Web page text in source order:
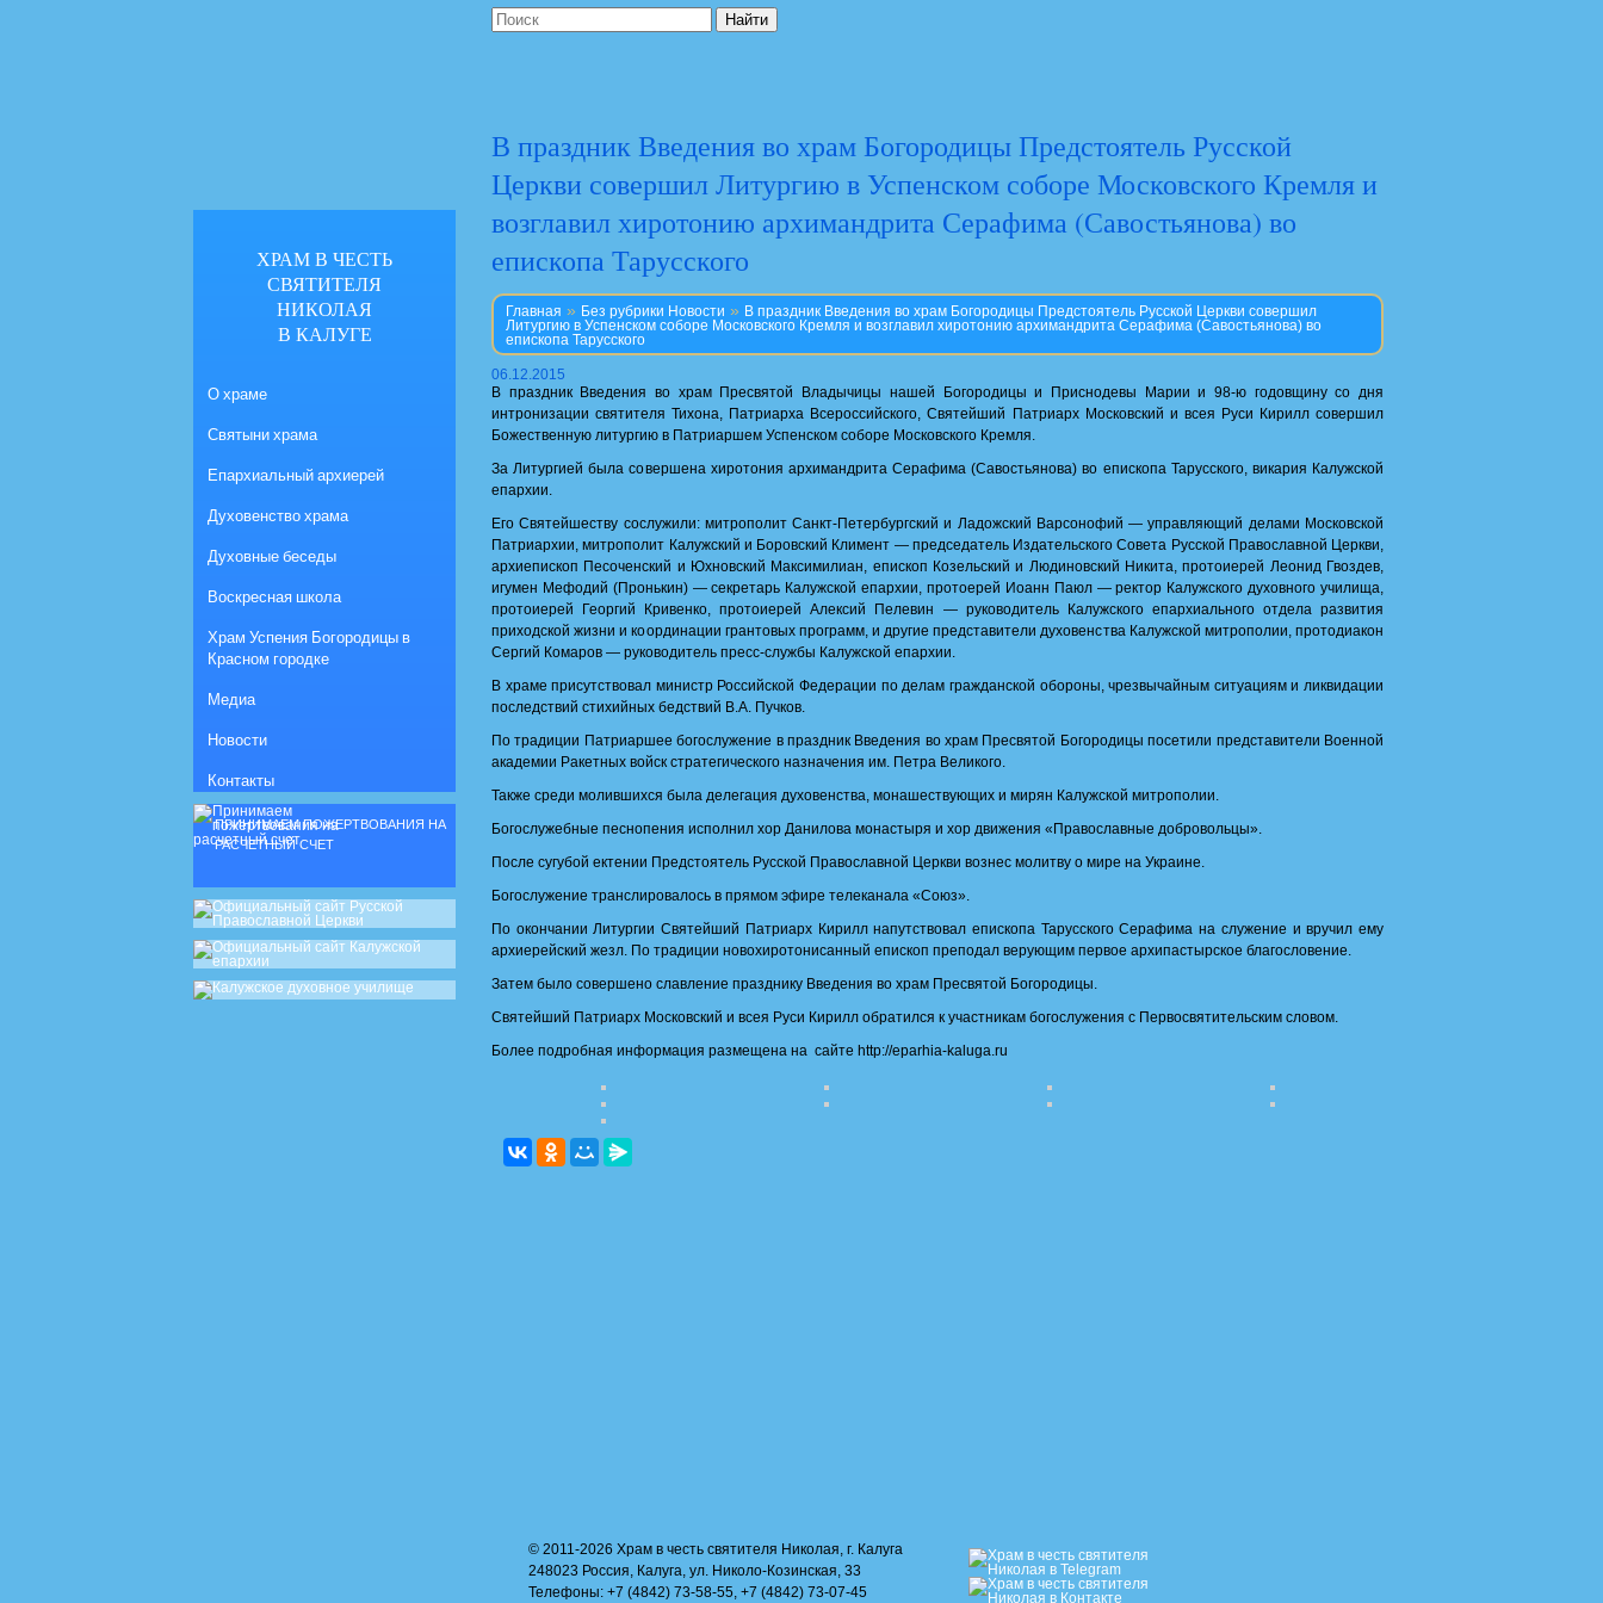
В праздник Введения во храм Богородицы Предстоятель Русской
Церкви совершил Литургию в Успенском соборе Московского Кремля и
возглавил хиротонию архимандрита Серафима (Савостьянова) во
епископа Тарусского
Главная » Без рубрики Новости » В праздник Введения во храм Богородицы Предстоятель Русской Церкви совершил
Литургию в Успенском соборе Московского Кремля и возглавил хиротонию архимандрита Серафима (Савостьянова) во
епископа Тарусского
06.12.2015
В праздник Введения во храм Пресвятой Владычицы нашей Богородицы и Приснодевы Марии и 98-ю годовщину со дня
интронизации святителя Тихона, Патриарха Всероссийского, Святейший Патриарх Московский и всея Руси Кирилл совершил
Божественную литургию в Патриаршем Успенском соборе Московского Кремля.
За Литургией была совершена хиротония архимандрита Серафима (Савостьянова) во епископа Тарусского, викария Калужской
епархии.
Его Святейшеству сослужили: митрополит Санкт-Петербургский и Ладожский Варсонофий — управляющий делами Московской
Патриархии, митрополит Калужский и Боровский Климент — председатель Издательского Совета Русской Православной Церкви,
архиепископ Песоченский и Юхновский Максимилиан, епископ Козельский и Людиновский Никита, протоиерей Леонид Гвоздев,
игумен Мефодий (Пронькин) — секретарь Калужской епархии, протоерей Иоанн Паюл — ректор Калужского духовного училища,
протоиерей Георгий Кривенко, протоиерей Алексий Пелевин — руководитель Калужского епархиального отдела развития
приходской жизни и координации грантовых программ, и другие представители духовенства Калужской митрополии, протодиакон
Сергий Комаров — руководитель пресс-службы Калужской епархии.
В храме присутствовал министр Российской Федерации по делам гражданской обороны, чрезвычайным ситуациям и ликвидации
последствий стихийных бедствий В.А. Пучков.
По традиции Патриаршее богослужение в праздник Введения во храм Пресвятой Богородицы посетили представители Военной
академии Ракетных войск стратегического назначения им. Петра Великого.
Также среди молившихся была делегация духовенства, монашествующих и мирян Калужской митрополии.
Богослужебные песнопения исполнил хор Данилова монастыря и хор движения «Православные добровольцы».
После сугубой ектении Предстоятель Русской Православной Церкви вознес молитву о мире на Украине.
Богослужение транслировалось в прямом эфире телеканала «Союз».
По окончании Литургии Святейший Патриарх Кирилл напутствовал епископа Тарусского Серафима на служение и вручил ему
архиерейский жезл. По традиции новохиротонисанный епископ преподал верующим первое архипастырское благословение.
Затем было совершено славление празднику Введения во храм Пресвятой Богородицы.
Святейший Патриарх Московский и всея Руси Кирилл обратился к участникам богослужения с Первосвятительским словом.
Более подробная информация размещена на сайте http://eparhia-kaluga.ru
ХРАМ В ЧЕСТЬ
СВЯТИТЕЛЯ
НИКОЛАЯ
В КАЛУГЕ
О храме
Святыни храма
Епархиальный архиерей
Духовенство храма
Духовные беседы
Воскресная школа
Храм Успения Богородицы в
Красном городке
Медиа
Новости
Контакты
ПРИНИМАЕМ ПОЖЕРТВОВАНИЯ НА
РАСЧЕТНЫЙ СЧЕТ
© 2011-2026 Храм в честь святителя Николая, г. Калуга
248023 Россия, Калуга, ул. Николо-Козинская, 33
Телефоны: +7 (4842) 73-58-55, +7 (4842) 73-07-45